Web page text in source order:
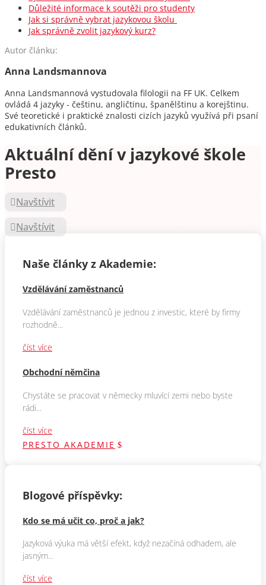
Důležité informace k soutěži pro studenty
Jak si správně vybrat jazykovou školu
Jak správně zvolit jazykový kurz?
Autor článku:
Anna Landsmannova
Anna Landsmannová vystudovala filologii na FF UK. Celkem
ovládá 4 jazyky - češtinu, angličtinu, španělštinu a korejštinu.
Své teoretické i praktické znalosti cizích jazyků využívá při psaní
edukativních článků.
Aktuální dění v jazykové škole
Presto
Navštívit
Navštívit
Naše články z Akademie:
Vzdělávání zaměstnanců
Vzdělávání zaměstnanců je jednou z investic, které by firmy
rozhodně...
číst více
Obchodní němčina
Chystáte se pracovat v německy mluvící zemi nebo byste
rádi...
číst více
PRESTO AKADEMIE
Blogové příspěvky:
Kdo se má učit co, proč a jak?
Jazyková výuka má větší efekt, když nezačíná odhadem, ale
jasným...
číst více